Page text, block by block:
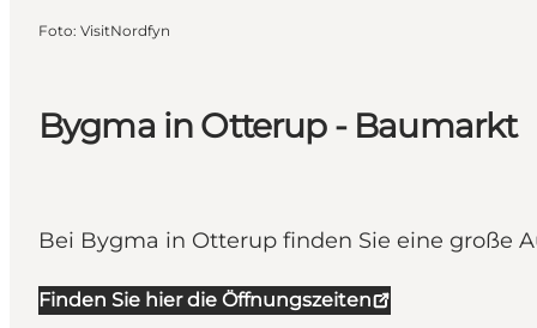
Essen & trinken
Übernachtung
Bygma in Otterup - Baumarkt
Bei Bygma in Otterup finden Sie eine große
Finden Sie hier die Öffnungszeiten
Foto: VisitNordfyn